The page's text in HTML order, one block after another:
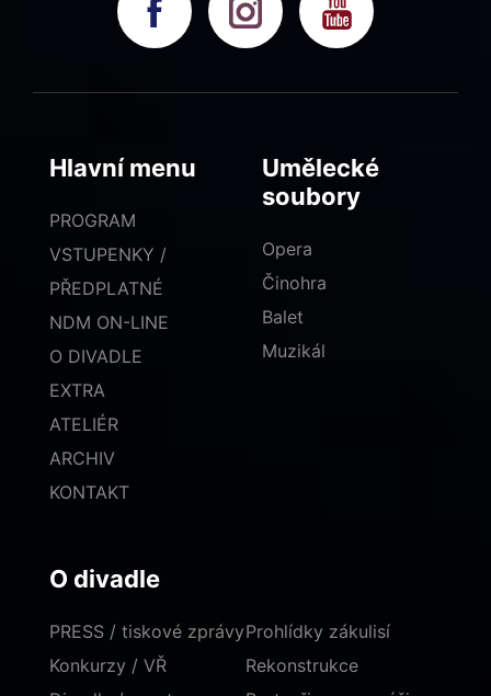
Hlavní menu
PROGRAM
VSTUPENKY /
PŘEDPLATNÉ
NDM ON-LINE
O DIVADLE
EXTRA
ATELIÉR
ARCHIV
KONTAKT
Umělecké
soubory
Opera
Činohra
Balet
Muzikál
O divadle
PRESS / tiskové zprávy
Konkurzy / VŘ
Prohlídky zákulisí
Rekonstrukce